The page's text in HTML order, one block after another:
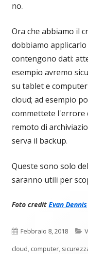
no.
Ora che abbiamo il
dobbiamo
contengono dati:
esempio avremo
su tablet e
cloud; ad esempio
commettete l'errore
remoto di
serva il backup.
Queste sono solo
saranno utili per
Foto credit Evan Dennis
Pubblicato
Febbraio 8, 2018
cloud, computer,